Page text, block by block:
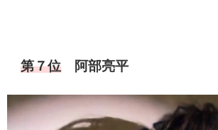
第７位 阿部亮平